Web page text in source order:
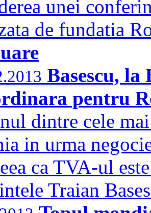
unei
de fundatia
Basescu,
pentru
dintre cele
in urma
ca TVA-ul
Traian